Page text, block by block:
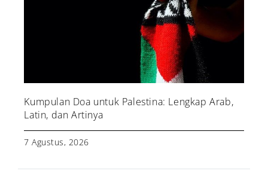
Kumpulan Doa untuk Palestina: Lengkap Arab,
Latin, dan Artinya
7 Agustus, 2026